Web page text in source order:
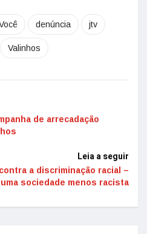
denúncia jtv
Valinhos
de arrecadação
Leia a seguir
a discriminação racial –
sociedade menos racista